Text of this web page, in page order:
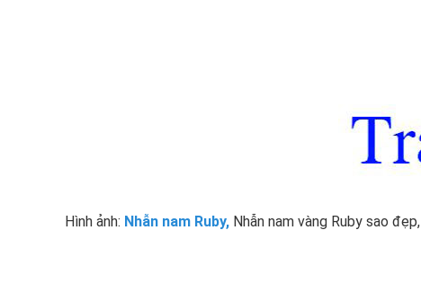
Hình ảnh: Nhẫn nam Ruby, Nhẫn nam vàng Ruby sao đẹp,